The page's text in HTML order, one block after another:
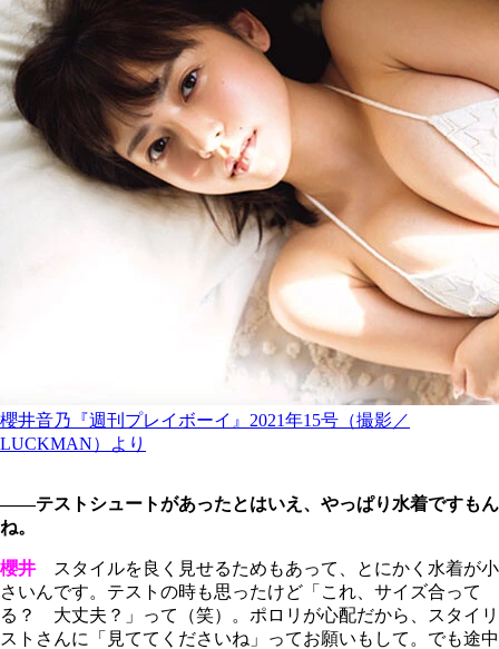
櫻井音乃『週刊プレイボーイ』2021年15号（撮影／
LUCKMAN）より
――テストシュートがあったとはいえ、やっぱり水着ですもん
ね。
櫻井 スタイルを良く見せるためもあって、とにかく水着が小
さいんです。テストの時も思ったけど「これ、サイズ合って
る？ 大丈夫？」って（笑）。ポロリが心配だから、スタイリ
ストさんに「見ててくださいね」ってお願いもして。でも途中